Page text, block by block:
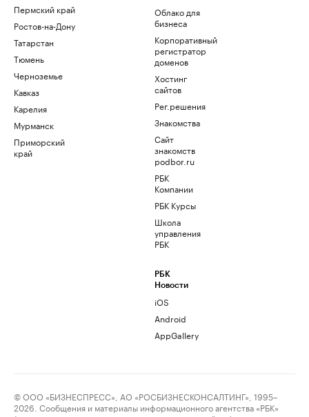
Пермский край
Ростов-на-Дону
Татарстан
Тюмень
Черноземье
Кавказ
Карелия
Мурманск
Приморский
край
Облако для
бизнеса
Корпоративный
регистратор
доменов
Хостинг
сайтов
Рег.решения
Знакомства
Сайт
знакомств
podbor.ru
РБК
Компании
РБК Курсы
Школа
управления
РБК
РБК
Новости
iOS
Android
AppGallery
© ООО «БИЗНЕСПРЕСС», АО «РОСБИЗНЕСКОНСАЛТИНГ», 1995–
2026. Сообщения и материалы информационного агентства «РБК»